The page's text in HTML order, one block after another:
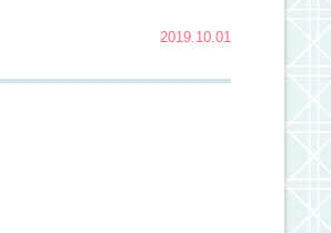
2019.10.01